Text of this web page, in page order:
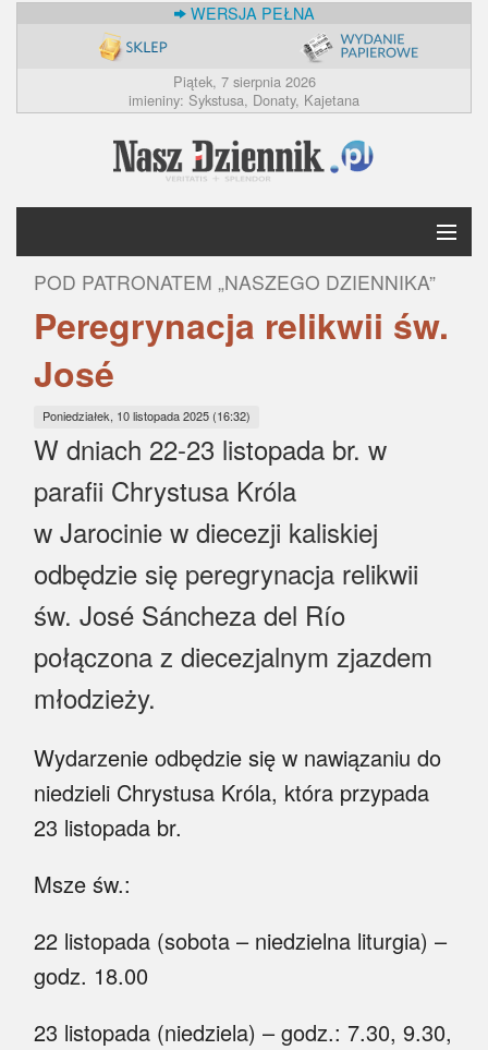
WERSJA PEŁNA
Piątek, 7 sierpnia 2026
imieniny: Sykstusa, Donaty, Kajetana
Krótko
Polska
Świat
Ekonomia
Myśl
Wiara
Sport
BlogAiD
Zaproszenia
POD PATRONATEM „NASZEGO DZIENNIKA”
Peregrynacja relikwii św.
José
Poniedziałek, 10 listopada 2025 (16:32)
W dniach 22-23 listopada br. w
parafii Chrystusa Króla
w Jarocinie w diecezji kaliskiej
odbędzie się peregrynacja relikwii
św. José Sáncheza del Río
połączona z diecezjalnym zjazdem
młodzieży.
Wydarzenie odbędzie się w nawiązaniu do
niedzieli Chrystusa Króla, która przypada
23 listopada br.
Msze św.:
22 listopada (sobota – niedzielna liturgia) –
godz. 18.00
23 listopada (niedziela) – godz.: 7.30, 9.30,